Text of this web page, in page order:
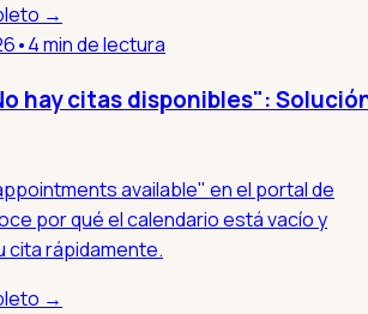
→
•4 min de lectura
hay citas disponibles":
available" en el portal de
por qué el calendario está vacío y
cita rápidamente.
→